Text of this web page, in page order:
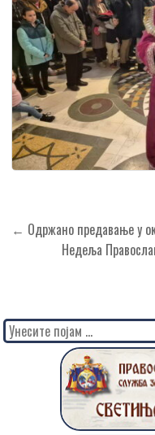
Кретање
чланка
← Одржано предавање у
Недеља
Search
for: